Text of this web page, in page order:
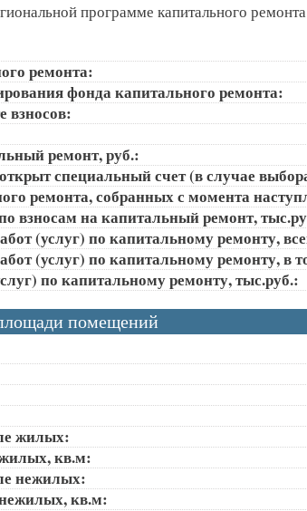
программе капитального
ремонта:
фонда капитального ремонта:
взносов:
ремонт, руб.:
специальный счет (в случае
ремонта, собранных с момента
взносам на капитальный ремонт,
(услуг) по капитальному ремонту,
(услуг) по капитальному ремонту, в
по капитальному ремонту, тыс.руб.:
помещений
жилых:
кв.м:
нежилых:
кв.м: